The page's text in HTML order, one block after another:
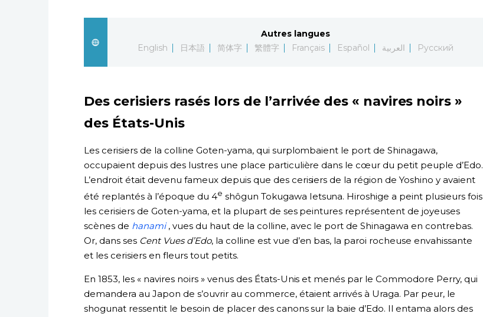
Autres langues
English
日本語 简体字 繁體字 Français Español العربية Русский
Des cerisiers rasés lors de l’arrivée des « navires noirs »
des États-Unis
Les cerisiers de la colline Goten-yama, qui surplombaient le port de Shinagawa,
occupaient depuis des lustres une place particulière dans le cœur du petit peuple d’Edo.
L’endroit était devenu fameux depuis que des cerisiers de la région de Yoshino y avaient
été replantés à l’époque du 4e shôgun Tokugawa Ietsuna. Hiroshige a peint plusieurs fois
les cerisiers de Goten-yama, et la plupart de ses peintures représentent de joyeuses
scènes de hanami, vues du haut de la colline, avec le port de Shinagawa en contrebas.
Or, dans ses Cent Vues d’Edo, la colline est vue d’en bas, la paroi rocheuse envahissante
et les cerisiers en fleurs tout petits.
En 1853, les « navires noirs » venus des États-Unis et menés par le Commodore Perry, qui
demandera au Japon de s’ouvrir au commerce, étaient arrivés à Uraga. Par peur, le
shogunat ressentit le besoin de placer des canons sur la baie d’Edo. Il entama alors des